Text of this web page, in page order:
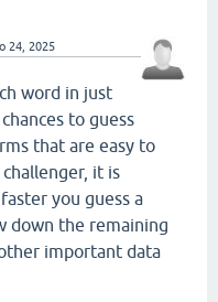
24, 2025
word in just
to guess
that are easy to
it is
you guess a
down the remaining
important data